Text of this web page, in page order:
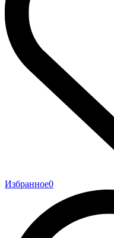
Избранное0